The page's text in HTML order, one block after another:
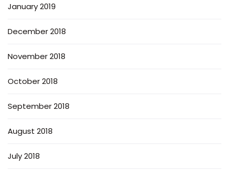
January 2019
December 2018
November 2018
October 2018
September 2018
August 2018
July 2018